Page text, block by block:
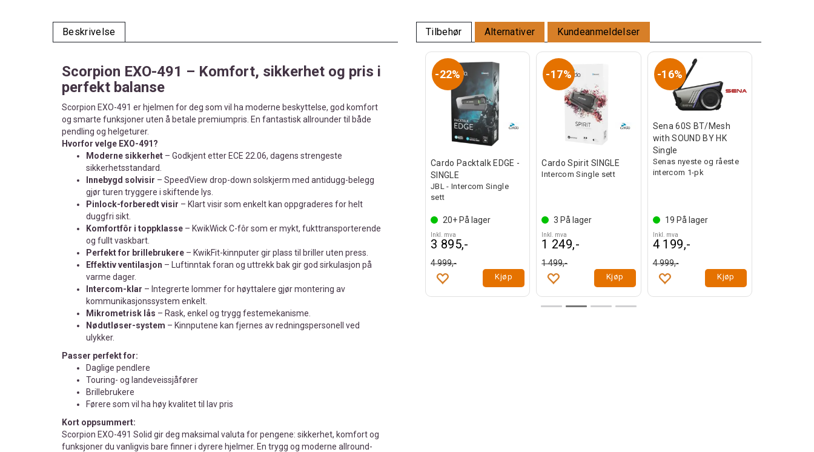
Beskrivelse
Scorpion EXO-491 – Komfort, sikkerhet og pris i
perfekt balanse
Scorpion EXO-491 er hjelmen for deg som vil ha moderne beskyttelse, god komfort
og smarte funksjoner uten å betale premiumpris. En fantastisk allrounder til både
pendling og helgeturer.
Hvorfor velge EXO-491?
Moderne sikkerhet – Godkjent etter ECE 22.06, dagens strengeste
sikkerhetsstandard.
Innebygd solvisir – SpeedView drop-down solskjerm med antidugg-belegg
gjør turen tryggere i skiftende lys.
Pinlock-forberedt visir – Klart visir som enkelt kan oppgraderes for helt
duggfri sikt.
Komfortfôr i toppklasse – KwikWick C-fôr som er mykt, fukttransporterende
og fullt vaskbart.
Perfekt for brillebrukere – KwikFit-kinnputer gir plass til briller uten press.
Effektiv ventilasjon – Luftinntak foran og uttrekk bak gir god sirkulasjon på
varme dager.
Intercom-klar – Integrerte lommer for høyttalere gjør montering av
kommunikasjonssystem enkelt.
Mikrometrisk lås – Rask, enkel og trygg festemekanisme.
Nødutløser-system – Kinnputene kan fjernes av redningspersonell ved
ulykker.
Passer perfekt for:
Daglige pendlere
Touring- og landeveissjåfører
Brillebrukere
Førere som vil ha høy kvalitet til lav pris
Kort oppsummert:
Scorpion EXO-491 Solid gir deg maksimal valuta for pengene: sikkerhet, komfort og
funksjoner du vanligvis bare finner i dyrere hjelmer. En trygg og moderne allround-
Tilbehør Alternativer Kundeanmeldelser
22%
Cardo Packtalk EDGE -
SINGLE
JBL - Intercom Single
sett
20+ På lager
Inkl. mva
3 895,-
4 999,-
Kjøp
17%
Cardo Spirit SINGLE
Intercom Single sett
3 På lager
Inkl. mva
1 249,-
1 499,-
Kjøp
16%
Sena 60S BT/Mesh
with SOUND BY HK
Single
Senas nyeste og råeste
intercom 1-pk
19 På lager
Inkl. mva
4 199,-
4 999,-
Kjøp